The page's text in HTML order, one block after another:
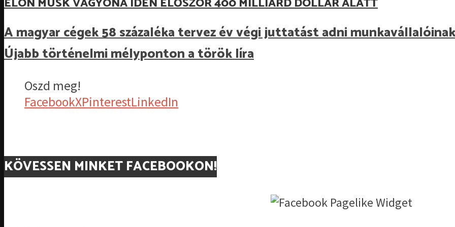
A magyar cégek 58 százaléka tervez év végi juttatást adni munkavállalóinak
Újabb történelmi mélyponton a török líra
Oszd meg!
FacebookXPinterestLinkedIn
KÖVESSEN MINKET FACEBOOKON!